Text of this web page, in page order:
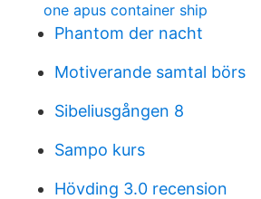
one apus container ship
Phantom der nacht
Motiverande samtal börs
Sibeliusgången 8
Sampo kurs
Hövding 3.0 recension